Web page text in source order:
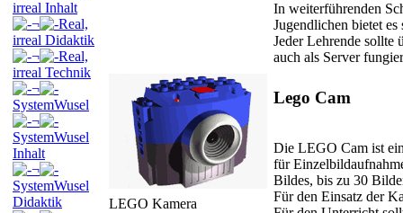
irreal Inhalt
¬
Real,
irreal Didaktik
¬
Real,
irreal Technik
¬
SystemWusel
¬
SystemWusel
Inhalt
¬
SystemWusel
Didaktik
In weiterführenden
Jugendlichen bietet
Jeder Lehrende sollte
auch als Server
LEGO Kamera
Lego Cam
Die LEGO Cam ist
für
Bildes, bis zu 30
Für den Einsatz der